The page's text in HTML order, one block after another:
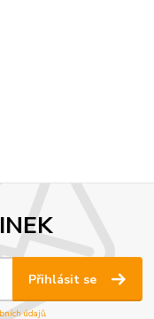
Přihlásit se
údajů.